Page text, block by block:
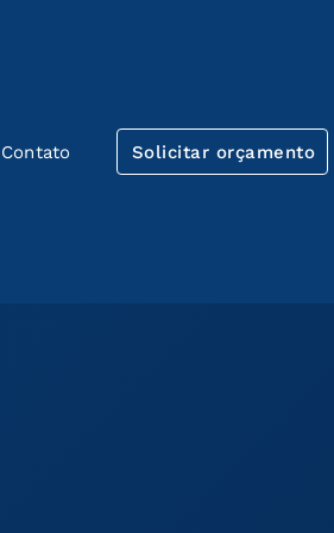
Contato Solicitar orçamento